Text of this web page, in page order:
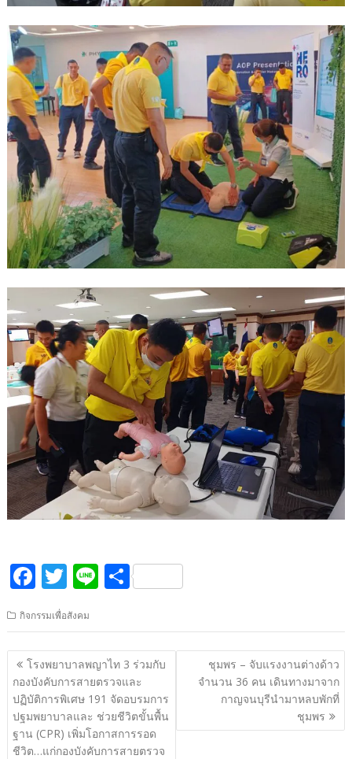
F
ac
e
b
o
o
k
T
itt
er
Li
e
S
ar
e
กิจกรรมเพื่อสังคม
แนะแนว
เรื่อง
โรงพยาบาลพญาไท 3 ร่วมกับ
กองบังคับการสายตรวจและ
ปฏิบัติการพิเศษ 191 จัดอบรมการ
ปฐมพยาบาลและ ช่วยชีวิตขั้นพื้น
ฐาน (CPR) เพิ่มโอกาสการรอด
ชีวิต…แก่กองบังคับการสายตรวจ
ชุมพร – จับแรงงานต่างด้าว
จำนวน 36 คน เดินทางมาจาก
กาญจนบุรีนำมาหลบพักที่
ชุมพร